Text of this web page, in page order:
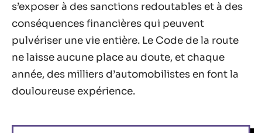
s’exposer à des sanctions redoutables et à des
conséquences financières qui peuvent
pulvériser une vie entière. Le Code de la route
ne laisse aucune place au doute, et chaque
année, des milliers d’automobilistes en font la
douloureuse expérience.